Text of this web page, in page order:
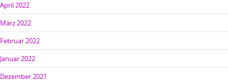
April 2022
März 2022
Februar 2022
Januar 2022
Dezember 2021